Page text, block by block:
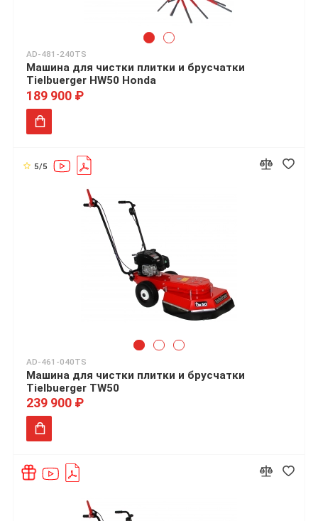
AD-481-240TS
Машина для чистки плитки и брусчатки
Tielbuerger HW50 Honda
189 900 ₽
5/5
AD-461-040TS
Машина для чистки плитки и брусчатки
Tielbuerger TW50
239 900 ₽